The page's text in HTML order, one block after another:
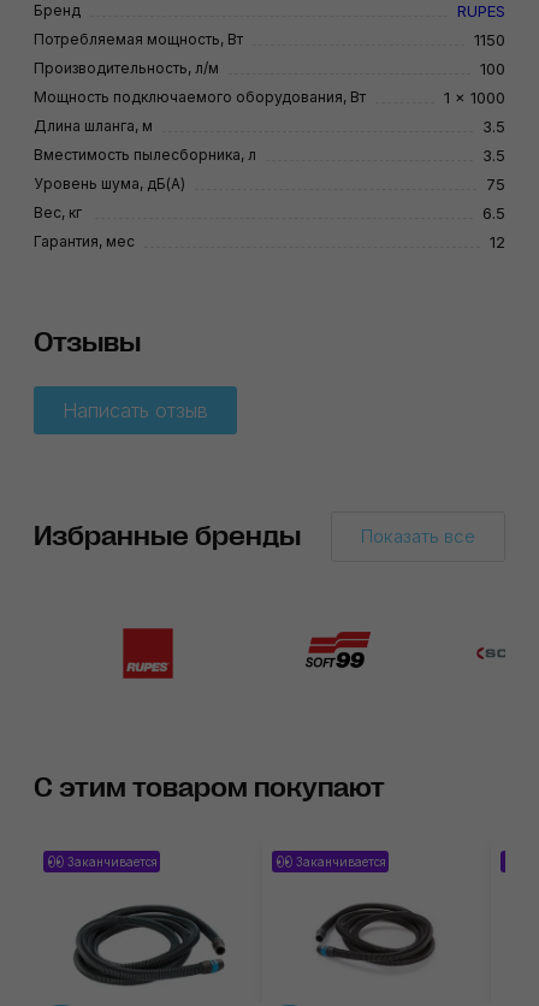
Бренд RUPES
Потребляемая мощность, Вт 1150
Производительность, л/м 100
Мощность подключаемого оборудования, Вт 1 × 1000
Длина шланга, м 3.5
Вместимость пылесборника, л 3.5
Уровень шума, дБ(А) 75
Вес, кг 6.5
Гарантия, мес 12
Отзывы
Написать отзыв
Избранные бренды Показать все
С этим товаром покупают
Заканчивается Заканчивается